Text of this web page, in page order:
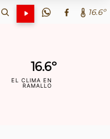
16.6º
16.6º
EL CLIMA EN
RAMALLO